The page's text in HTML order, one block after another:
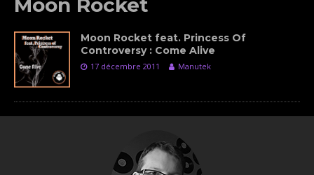
Moon Rocket
Moon Rocket feat. Princess Of
Controversy : Come Alive
17 décembre 2011 Manutek